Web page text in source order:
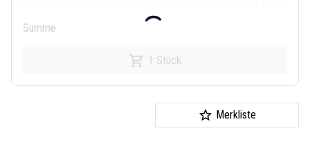
Summe
1 Stück
Merkliste